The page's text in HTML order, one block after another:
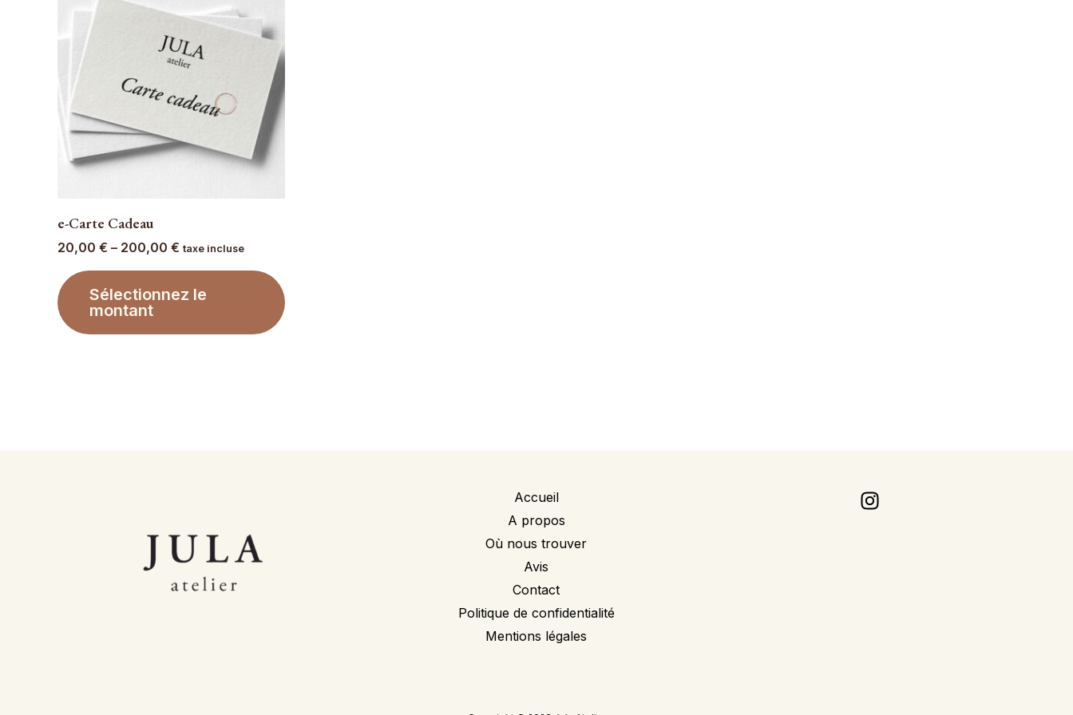
e-Carte Cadeau
20,00 € – 200,00 € taxe incluse
Sélectionnez le
montant
Accueil
A propos
Où nous trouver
Avis
Contact
Politique de confidentialité
Mentions légales